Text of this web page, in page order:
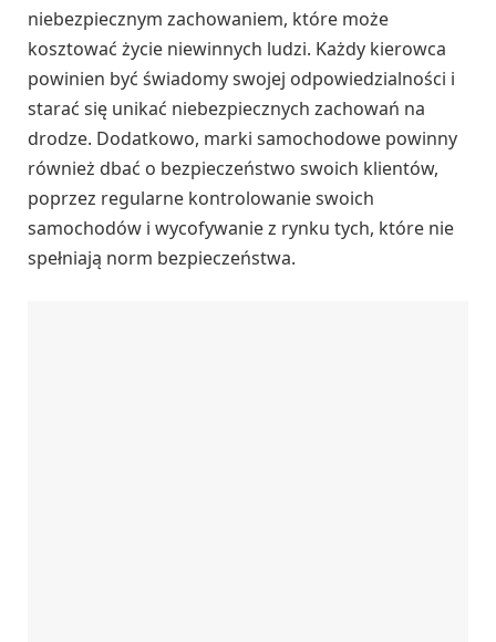
niebezpiecznym zachowaniem, które może
kosztować życie niewinnych ludzi. Każdy kierowca
powinien być świadomy swojej odpowiedzialności i
starać się unikać niebezpiecznych zachowań na
drodze. Dodatkowo, marki samochodowe powinny
również dbać o bezpieczeństwo swoich klientów,
poprzez regularne kontrolowanie swoich
samochodów i wycofywanie z rynku tych, które nie
spełniają norm bezpieczeństwa.